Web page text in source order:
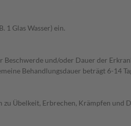
1 Glas Wasser) ein.
und/oder Dauer der
Behandlungsdauer beträgt 6-14
Übelkeit, Erbrechen, Krämpfen